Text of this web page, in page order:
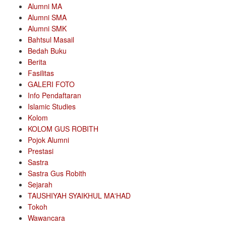
Alumni MA
Alumni SMA
Alumni SMK
Bahtsul Masail
Bedah Buku
Berita
Fasilitas
GALERI FOTO
Info Pendaftaran
Islamic Studies
Kolom
KOLOM GUS ROBITH
Pojok Alumni
Prestasi
Sastra
Sastra Gus Robith
Sejarah
TAUSHIYAH SYAIKHUL MA'HAD
Tokoh
Wawancara